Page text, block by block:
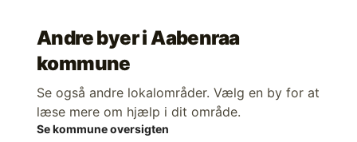
Andre byer i Aabenraa
kommune
Se også andre lokalområder. Vælg en by for at
læse mere om hjælp i dit område.
Se kommune oversigten